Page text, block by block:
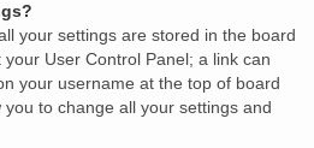
your settings are stored in the board
User Control Panel; a link can
your username at the top of board
to change all your settings and